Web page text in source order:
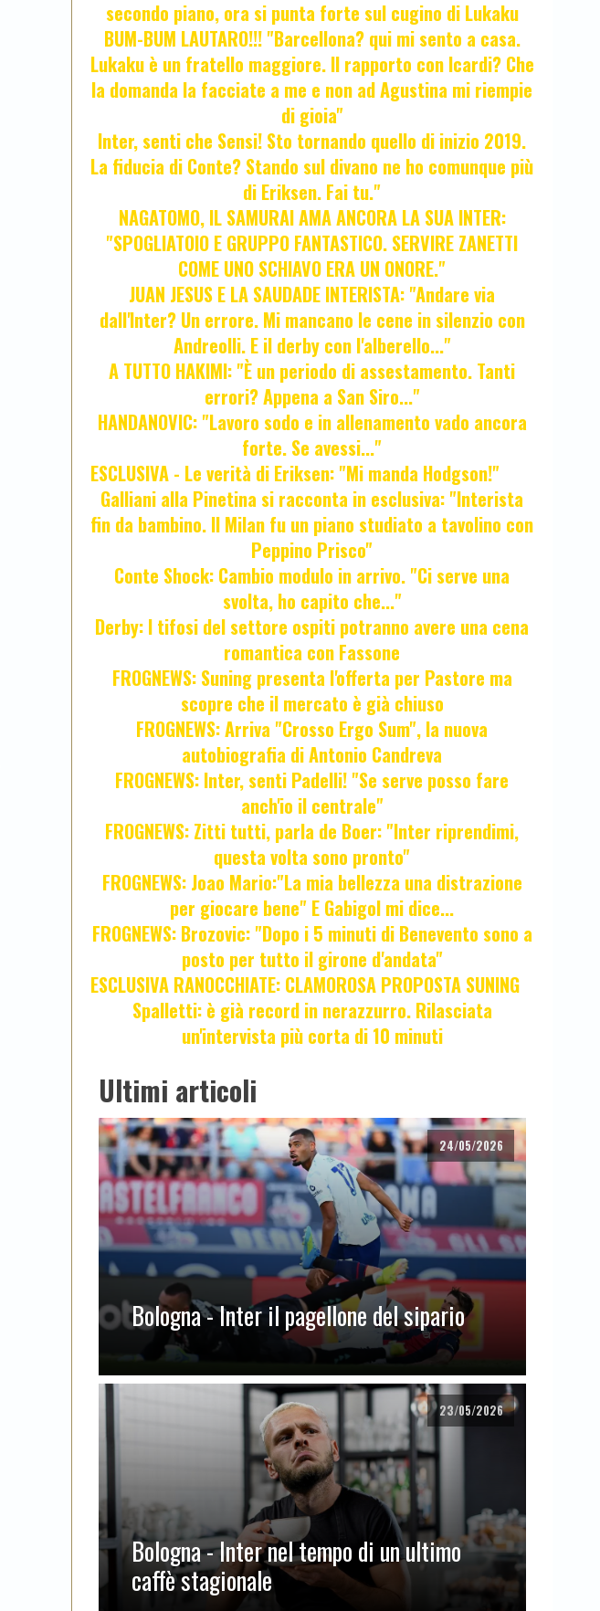
secondo piano, ora si punta forte sul cugino di Lukaku
BUM-BUM LAUTARO!!! "Barcellona? qui mi sento a casa.
Lukaku è un fratello maggiore. Il rapporto con Icardi? Che
la domanda la facciate a me e non ad Agustina mi riempie
di gioia"
Inter, senti che Sensi! Sto tornando quello di inizio 2019.
La fiducia di Conte? Stando sul divano ne ho comunque più
di Eriksen. Fai tu."
NAGATOMO, IL SAMURAI AMA ANCORA LA SUA INTER:
"SPOGLIATOIO E GRUPPO FANTASTICO. SERVIRE ZANETTI
COME UNO SCHIAVO ERA UN ONORE."
JUAN JESUS E LA SAUDADE INTERISTA: "Andare via
dall'Inter? Un errore. Mi mancano le cene in silenzio con
Andreolli. E il derby con l'alberello..."
A TUTTO HAKIMI: "È un periodo di assestamento. Tanti
errori? Appena a San Siro..."
HANDANOVIC: "Lavoro sodo e in allenamento vado ancora
forte. Se avessi..."
ESCLUSIVA - Le verità di Eriksen: "Mi manda Hodgson!"
Galliani alla Pinetina si racconta in esclusiva: "Interista
fin da bambino. Il Milan fu un piano studiato a tavolino con
Peppino Prisco"
Conte Shock: Cambio modulo in arrivo. "Ci serve una
svolta, ho capito che..."
Derby: I tifosi del settore ospiti potranno avere una cena
romantica con Fassone
FROGNEWS: Suning presenta l'offerta per Pastore ma
scopre che il mercato è già chiuso
FROGNEWS: Arriva "Crosso Ergo Sum", la nuova
autobiografia di Antonio Candreva
FROGNEWS: Inter, senti Padelli! "Se serve posso fare
anch'io il centrale"
FROGNEWS: Zitti tutti, parla de Boer: "Inter riprendimi,
questa volta sono pronto"
FROGNEWS: Joao Mario:"La mia bellezza una distrazione
per giocare bene" E Gabigol mi dice...
FROGNEWS: Brozovic: "Dopo i 5 minuti di Benevento sono a
posto per tutto il girone d'andata"
ESCLUSIVA RANOCCHIATE: CLAMOROSA PROPOSTA SUNING
Spalletti: è già record in nerazzurro. Rilasciata
un'intervista più corta di 10 minuti
Ultimi articoli
24/05/2026
Bologna - Inter il pagellone del sipario
23/05/2026
Bologna - Inter nel tempo di un ultimo
caffè stagionale